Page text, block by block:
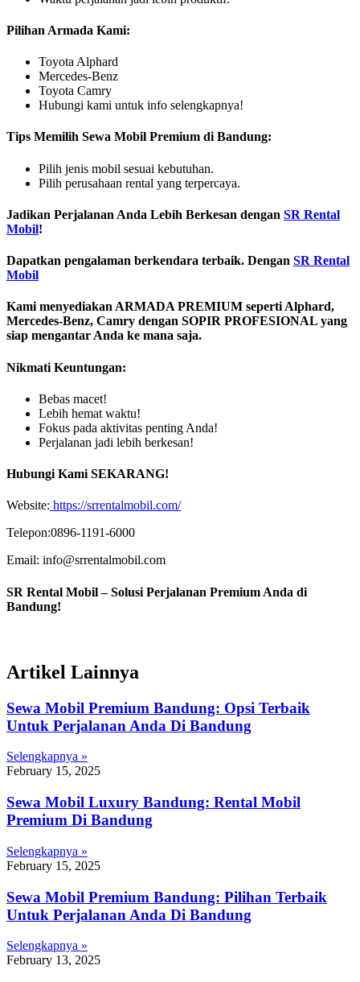
Pilihan Armada Kami:
Toyota Alphard
Mercedes-Benz
Toyota Camry
Hubungi kami untuk info selengkapnya!
Tips Memilih Sewa Mobil Premium di Bandung:
Pilih jenis mobil sesuai kebutuhan.
Pilih perusahaan rental yang terpercaya.
Jadikan Perjalanan Anda Lebih Berkesan dengan SR Rental
Mobil!
Dapatkan pengalaman berkendara terbaik. Dengan SR Rental
Mobil
Kami menyediakan ARMADA PREMIUM seperti Alphard,
Mercedes-Benz, Camry dengan SOPIR PROFESIONAL yang
siap mengantar Anda ke mana saja.
Nikmati Keuntungan:
Bebas macet!
Lebih hemat waktu!
Fokus pada aktivitas penting Anda!
Perjalanan jadi lebih berkesan!
Hubungi Kami SEKARANG!
Website: https://srrentalmobil.com/
Telepon:0896-1191-6000
Email: info@srrentalmobil.com
SR Rental Mobil – Solusi Perjalanan Premium Anda di
Bandung!
Artikel Lainnya
Sewa Mobil Premium Bandung: Opsi Terbaik
Untuk Perjalanan Anda Di Bandung
Selengkapnya »
February 15, 2025
Sewa Mobil Luxury Bandung: Rental Mobil
Premium Di Bandung
Selengkapnya »
February 15, 2025
Sewa Mobil Premium Bandung: Pilihan Terbaik
Untuk Perjalanan Anda Di Bandung
Selengkapnya »
February 13, 2025